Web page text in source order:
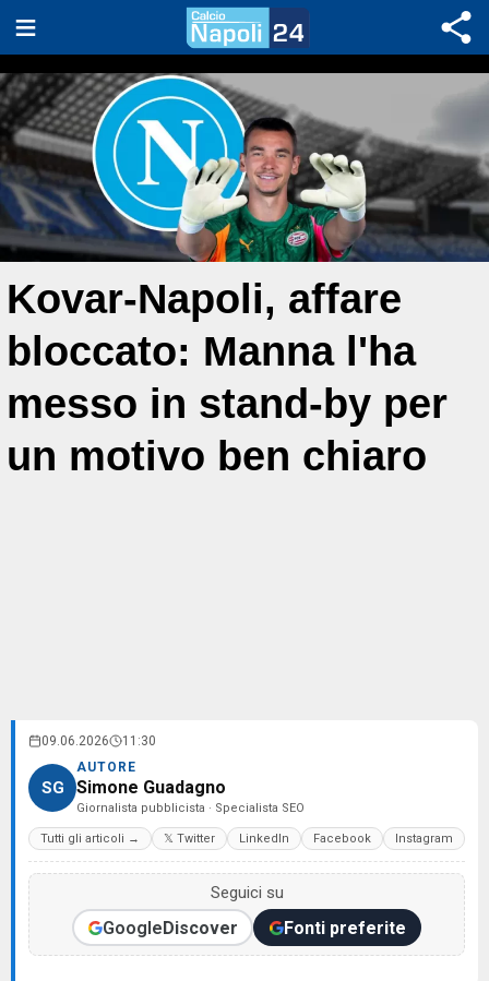
Kovar-Napoli, affare
bloccato: Manna l'ha
messo in stand-by per
un motivo ben chiaro
09.06.2026 11:30
SG
AUTORE
Simone Guadagno
Giornalista pubblicista · Specialista SEO
Tutti gli articoli → 𝕏 Twitter LinkedIn Facebook Instagram
Seguici su
GoogleDiscover Fonti preferite